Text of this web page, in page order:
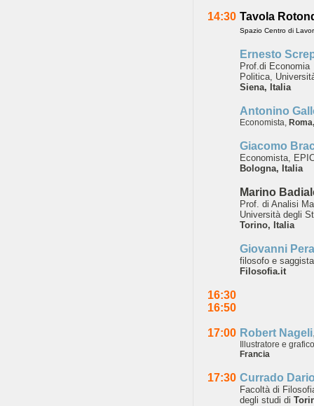
14:30 Tavola
Spazio Centro di
Ernesto
Prof. di Economia
Politica,
Siena, Italia
Antonino
Economista,
Giacomo
Economista,
Bologna, Italia
Marino
Prof. di Analisi
Università degli
Torino, Italia
Giovanni
filosofo e
Filosofia.it
16:30
16:50
17:00 Robert Nageli
Illustratore e
Francia
17:30 Currado
Facoltà di
degli studi di